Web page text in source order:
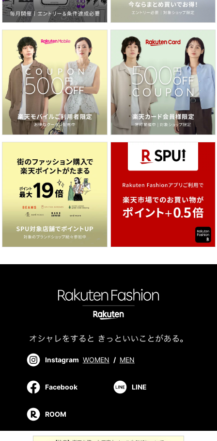
Instagram WOMEN / MEN
Facebook LINE
ROOM